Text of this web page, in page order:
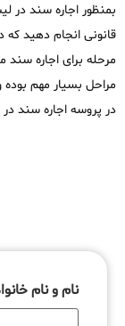
بمنظور اجاره سند در
مرحله برای اجاره سند
مراحل بسیار مهم
در پروسه اجاره سند در
نام و نام